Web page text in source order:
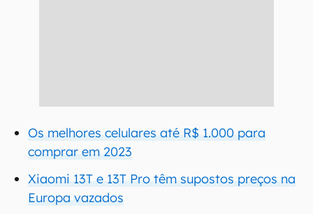
Os melhores celulares até R$ 1.000 para
comprar em 2023
Xiaomi 13T e 13T Pro têm supostos preços na
Europa vazados